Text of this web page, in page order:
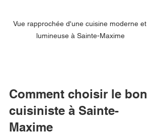
Vue rapprochée d'une cuisine moderne et
lumineuse à Sainte-Maxime
Comment choisir le bon
cuisiniste à Sainte-
Maxime